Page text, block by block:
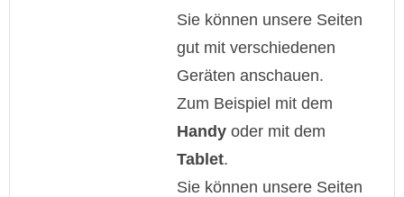
Sie können unsere Seiten
gut mit verschiedenen
Geräten anschauen.
Zum Beispiel mit dem
Handy oder mit dem
Tablet.
Sie können unsere Seiten